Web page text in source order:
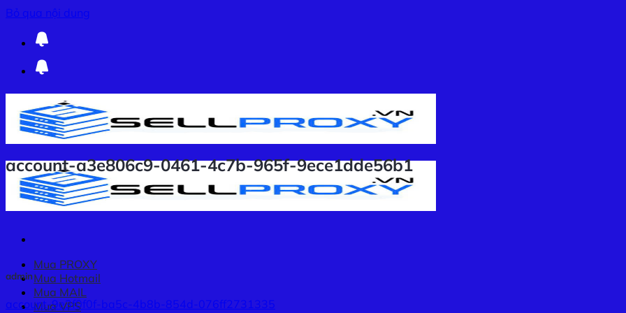
Bỏ qua nội dung
Mua PROXY
Mua Hotmail
Mua MAIL
Mua VPS
account-a3e806c9-0461-4c7b-965f-9ece1dde56b1
admin
account-9e3f0f0f-ba5c-4b8b-854d-076ff2731335